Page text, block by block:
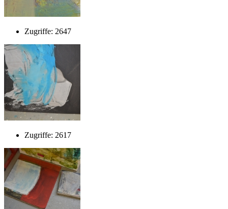
Zugriffe: 2647
Zugriffe: 2617